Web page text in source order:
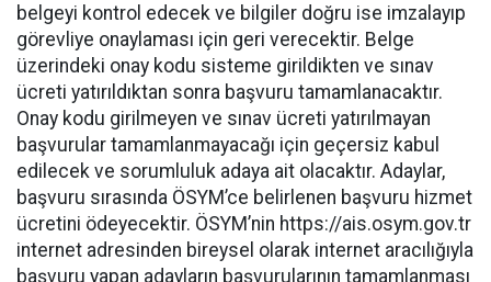
belgeyi kontrol edecek ve bilgiler doğru ise imzalayıp
görevliye onaylaması için geri verecektir. Belge
üzerindeki onay kodu sisteme girildikten ve sınav
ücreti yatırıldıktan sonra başvuru tamamlanacaktır.
Onay kodu girilmeyen ve sınav ücreti yatırılmayan
başvurular tamamlanmayacağı için geçersiz kabul
edilecek ve sorumluluk adaya ait olacaktır. Adaylar,
başvuru sırasında ÖSYM’ce belirlenen başvuru hizmet
ücretini ödeyecektir. ÖSYM’nin https://ais.osym.gov.tr
internet adresinden bireysel olarak internet aracılığıyla
başvuru yapan adayların başvurularının tamamlanması